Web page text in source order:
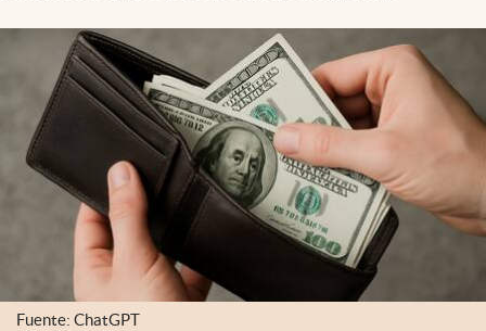
USA
Fuente: ChatGPT